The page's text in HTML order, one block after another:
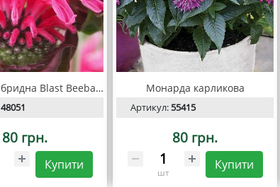
Монарда гібридна Blast Beebalm
48051
80 грн.
Купити
Монарда карликова
Артикул:55415
80 грн.
шт
Купити